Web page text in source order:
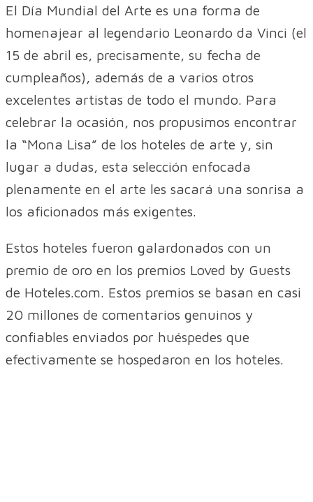
El Día Mundial del Arte es una forma de
homenajear al legendario Leonardo da Vinci (el
15 de abril es, precisamente, su fecha de
cumpleaños), además de a varios otros
excelentes artistas de todo el mundo. Para
celebrar la ocasión, nos propusimos encontrar
la “Mona Lisa” de los hoteles de arte y, sin
lugar a dudas, esta selección enfocada
plenamente en el arte les sacará una sonrisa a
los aficionados más exigentes.
Estos hoteles fueron galardonados con un
premio de oro en los premios Loved by Guests
de Hoteles.com. Estos premios se basan en casi
20 millones de comentarios genuinos y
confiables enviados por huéspedes que
efectivamente se hospedaron en los hoteles.